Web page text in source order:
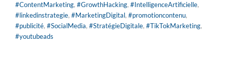
#ContentMarketing, #GrowthHacking, #IntelligenceArtificielle,
#linkedinstrategie, #MarketingDigital, #promotioncontenu,
#publicité, #SocialMedia, #StratégieDigitale, #TikTokMarketing,
#youtubeads